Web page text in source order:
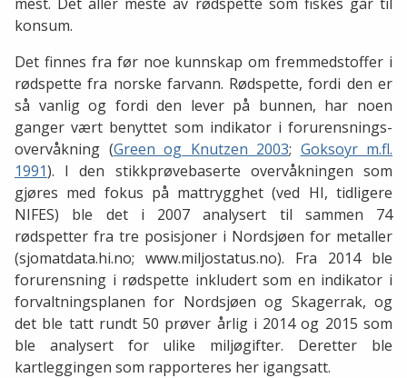
konsum.
Det finnes fra før noe kunnskap om fremmedstoffer i
rødspette fra norske farvann. Rødspette, fordi den er
så vanlig og fordi den lever på bunnen, har noen
ganger vært benyttet som indikator i forurensnings-
overvåkning (Green og Knutzen 2003; Goksoyr m.fl.
1991). I den stikkprøvebaserte overvåkningen som
gjøres med fokus på mattrygghet (ved HI, tidligere
NIFES) ble det i 2007 analysert til sammen 74
rødspetter fra tre posisjoner i Nordsjøen for metaller
(sjomatdata.hi.no; www.miljostatus.no). Fra 2014 ble
forurensning i rødspette inkludert som en indikator i
forvaltningsplanen for Nordsjøen og Skagerrak, og
det ble tatt rundt 50 prøver årlig i 2014 og 2015 som
ble analysert for ulike miljøgifter. Deretter ble
kartleggingen som rapporteres her igangsatt.